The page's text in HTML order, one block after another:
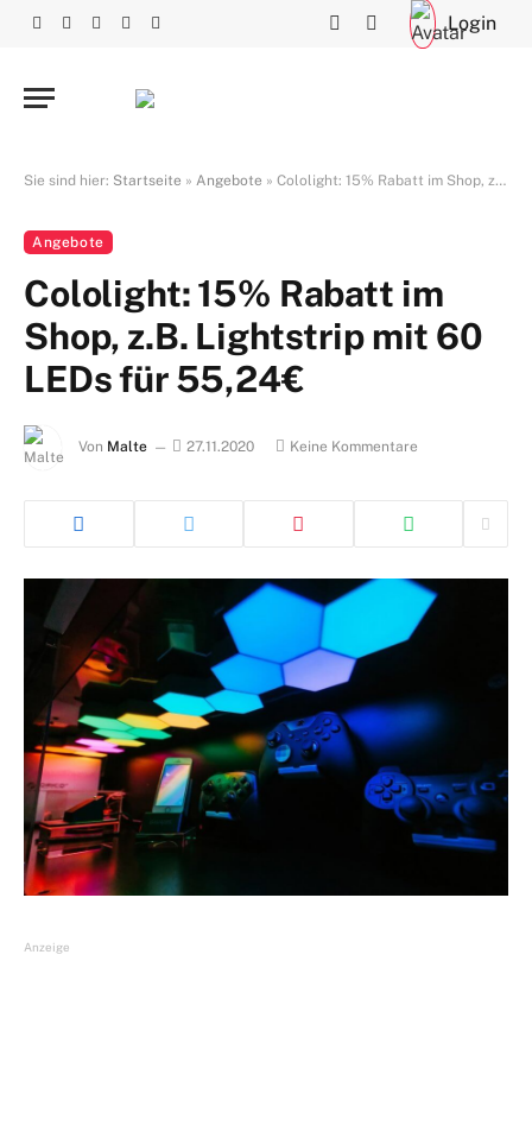
Facebook
X
RSSInstagram
YouTube Login
Sie sind hier: Startseite » Angebote » Cololight: 15% Rabatt im Shop, z.B. Lightstrip mit 60 LEDs für 55,24€
Angebote
Cololight: 15% Rabatt im
Shop, z.B. Lightstrip mit 60
LEDs für 55,24€
Von Malte 27.11.2020 Keine Kommentare
Anzeige